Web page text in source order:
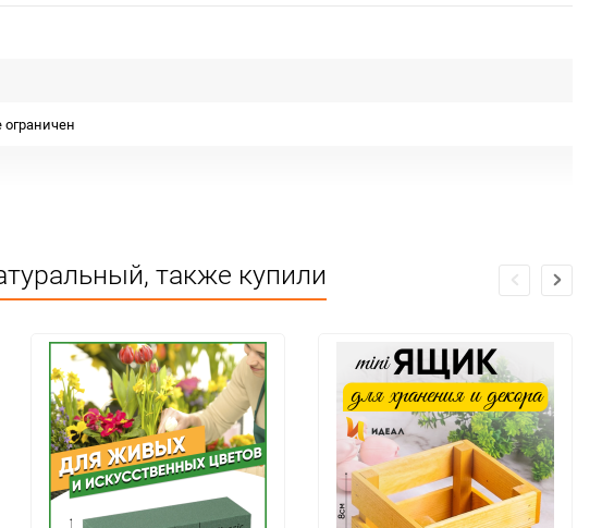
ограничен
помещение
также купили